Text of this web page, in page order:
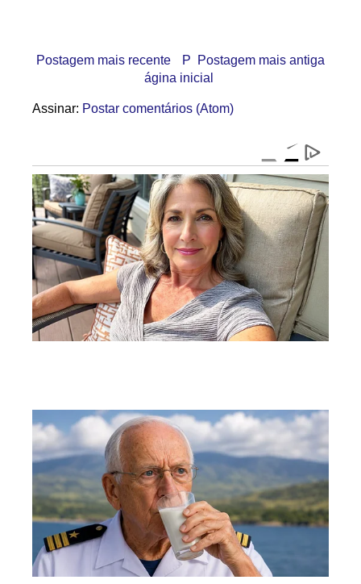
Postagem mais recente Postagem mais antiga
P
ágina inicial
Assinar: Postar comentários (Atom)